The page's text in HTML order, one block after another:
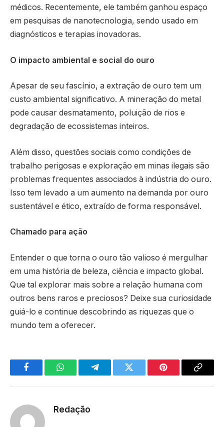
médicos. Recentemente, ele também ganhou espaço
em pesquisas de nanotecnologia, sendo usado em
diagnósticos e terapias inovadoras.
O impacto ambiental e social do ouro
Apesar de seu fascínio, a extração de ouro tem um
custo ambiental significativo. A mineração do metal
pode causar desmatamento, poluição de rios e
degradação de ecossistemas inteiros.
Além disso, questões sociais como condições de
trabalho perigosas e exploração em minas ilegais são
problemas frequentes associados à indústria do ouro.
Isso tem levado a um aumento na demanda por ouro
sustentável e ético, extraído de forma responsável.
Chamado para ação
Entender o que torna o ouro tão valioso é mergulhar
em uma história de beleza, ciência e impacto global.
Que tal explorar mais sobre a relação humana com
outros bens raros e preciosos? Deixe sua curiosidade
guiá-lo e continue descobrindo as riquezas que o
mundo tem a oferecer.
FacebookWhatsAppTelegramTwitter Pinterest Copy
Redação